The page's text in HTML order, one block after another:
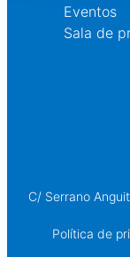
Eventos
Sala de
C/ Serrano
Política de